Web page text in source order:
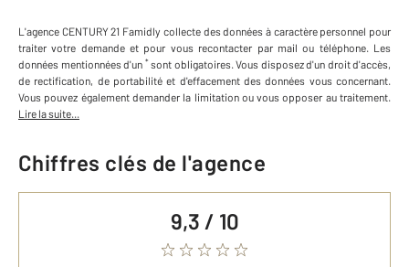
L'agence CENTURY 21 Famidly collecte des données à caractère personnel pour
traiter votre demande et pour vous recontacter par mail ou téléphone. Les
données mentionnées d'un * sont obligatoires. Vous disposez d'un droit d'accès,
de rectification, de portabilité et d'effacement des données vous concernant.
Vous pouvez également demander la limitation ou vous opposer au traitement.
Lire la suite...
Chiffres clés de l'agence
9,3 / 10